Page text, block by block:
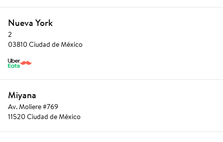
Nueva York
2
03810 Ciudad de México
Miyana
Av. Moliere #769
11520 Ciudad de México